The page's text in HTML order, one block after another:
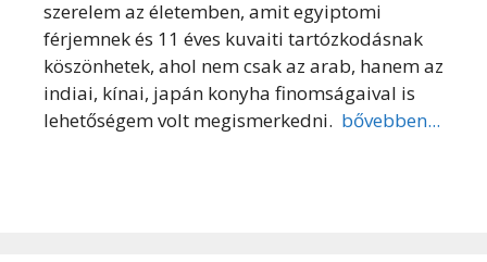
szerelem az életemben, amit egyiptomi
férjemnek és 11 éves kuvaiti tartózkodásnak
köszönhetek, ahol nem csak az arab, hanem az
indiai, kínai, japán konyha finomságaival is
lehetőségem volt megismerkedni. bővebben...